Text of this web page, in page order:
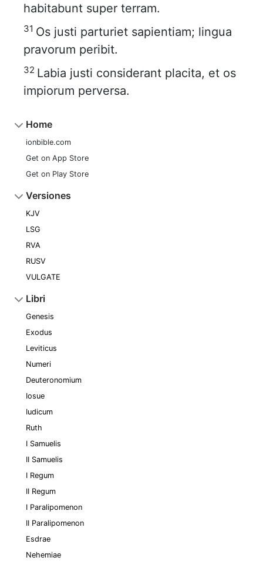
Home
ionbible.com
Get on App Store
Get on Play Store
Versiones
KJV
LSG
RVA
RUSV
VULGATE
Libri
Genesis
Exodus
Leviticus
Numeri
Deuteronomium
Iosue
Iudicum
Ruth
I Samuelis
II Samuelis
I Regum
II Regum
I Paralipomenon
II Paralipomenon
Esdrae
Nehemiae
habitabunt super terram.
31 Os justi parturiet sapientiam; lingua
pravorum peribit.
32 Labia justi considerant placita, et os
impiorum perversa.